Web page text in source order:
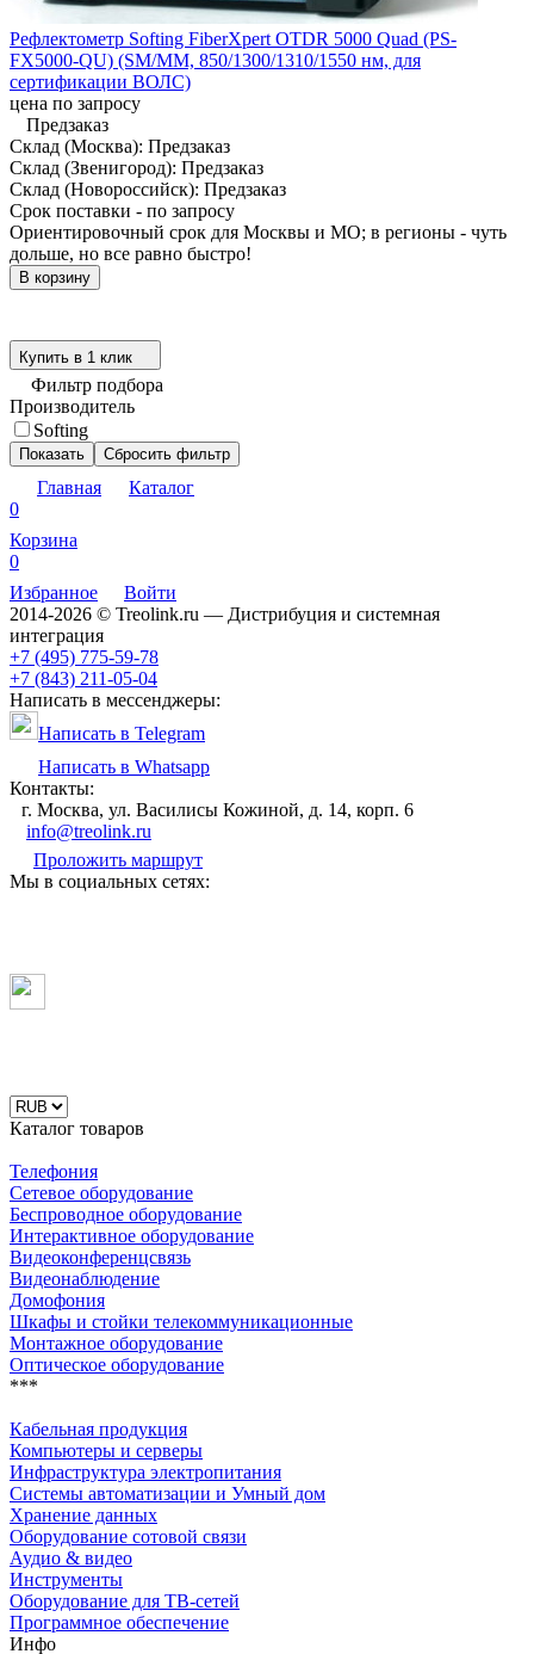
Рефлектометр Softing FiberXpert OTDR 5000 Quad (PS-
FX5000-QU) (SM/MM, 850/1300/1310/1550 нм, для
сертификации ВОЛС)
цена по запросу
Предзаказ
Склад (Москва): Предзаказ
Склад (Звенигород): Предзаказ
Склад (Новороссийск): Предзаказ
Срок поставки - по запросу
Ориентировочный срок для Москвы и МО; в регионы - чуть
дольше, но все равно быстро!
В корзину
Купить в 1 клик
Фильтр подбора
Производитель
Softing
Показать Сбросить фильтр
Главная
Каталог
0
Корзина
0
Избранное
Войти
2014-2026 © Treolink.ru — Дистрибуция и системная
интеграция
+7 (495) 775-59-78
+7 (843) 211-05-04
Написать в мессенджеры:
Написать в Telegram
Написать в Whatsapp
Контакты:
г. Москва, ул. Василисы Кожиной, д. 14, корп. 6
info@treolink.ru
Проложить маршрут
Мы в социальных сетях:
Каталог товаров
Телефония
Сетевое оборудование
Беспроводное оборудование
Интерактивное оборудование
Видеоконференцсвязь
Видеонаблюдение
Домофония
Шкафы и стойки телекоммуникационные
Монтажное оборудование
Оптическое оборудование
***
Кабельная продукция
Компьютеры и серверы
Инфраструктура электропитания
Системы автоматизации и Умный дом
Хранение данных
Оборудование сотовой связи
Аудио & видео
Инструменты
Оборудование для ТВ-сетей
Программное обеспечение
Инфо